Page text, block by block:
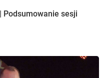
Podsumowanie sesji